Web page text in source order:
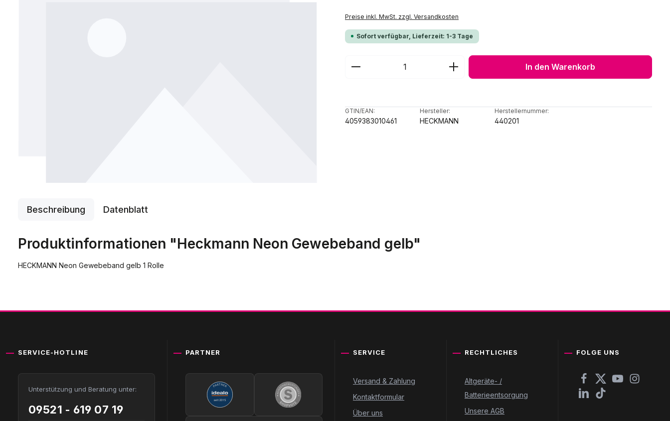
Preise inkl. MwSt. zzgl. Versandkosten
Sofort verfügbar, Lieferzeit: 1-3 Tage
Produkt Anzahl: Gib den gewünschten Wert ein oder
In den Warenkorb
GTIN/EAN:
4059383010461
Hersteller:
HECKMANN
Herstellernummer:
440201
Beschreibung Datenblatt
Produktinformationen "Heckmann Neon Gewebeband gelb"
HECKMANN Neon Gewebeband gelb 1 Rolle
SERVICE-HOTLINE
Unterstützung und Beratung unter:
09521 - 619 07 19
PARTNER SERVICE
Versand & Zahlung
Kontaktformular
Über uns
RECHTLICHES
Altgeräte- /
Batterieentsorgung
Unsere AGB
FOLGE UNS